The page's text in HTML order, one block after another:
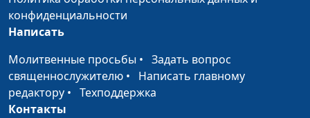
Путешествие
Авраама
Михаил Волков,
священнослужитель
Уроки Ноя: не
спешите заводить
Михаил Волков,
конфиденциальности
Написать
Молитвенные просьбы • Задать вопрос
священнослужителю • Написать главному
редактору • Техподдержка
Контакты